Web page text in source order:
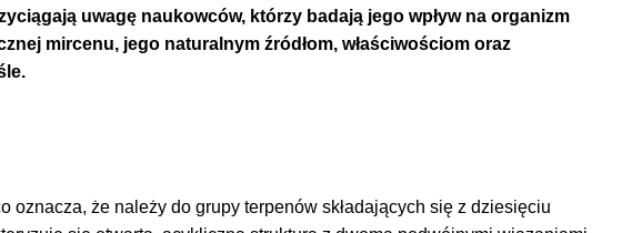
uwagę naukowców, którzy badają jego wpływ na organizm
mircenu, jego naturalnym źródłom, właściwościom oraz
oznacza, że należy do grupy terpenów składających się z dziesięciu